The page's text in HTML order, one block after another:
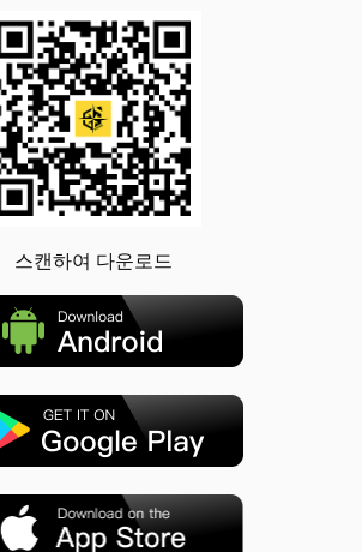
스캔하여 다운로드